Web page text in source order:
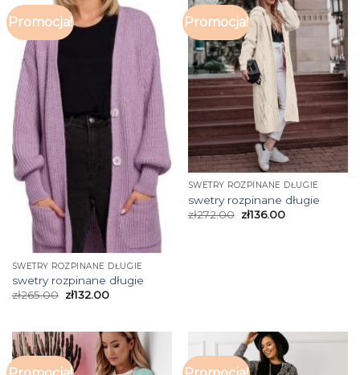
Promocja!
SWETRY ROZPINANE DŁUGIE
swetry rozpinane długie
zł265.00 zł132.00
Promocja!
SWETRY ROZPINANE DŁUGIE
swetry rozpinane długie
zł272.00 zł136.00